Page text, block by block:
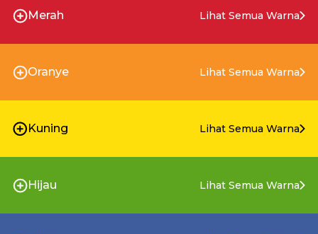
Merah Lihat Semua Warna
Oranye Lihat Semua Warna
Kuning Lihat Semua Warna
Hijau Lihat Semua Warna